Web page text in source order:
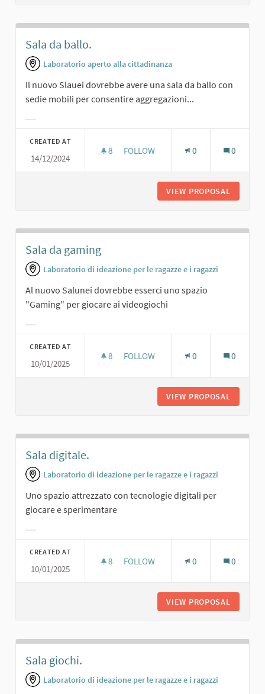
Sala da ballo.
Laboratorio aperto alla cittadinanza
Il nuovo Slauei dovrebbe avere una sala da ballo con
sedie mobili per consentire aggregazioni...
CREATED AT
14/12/2024
8 8 FOLLOWERS
FOLLOW 0 0
VIEW PROPOSAL
Sala da gaming
Laboratorio di ideazione per le ragazze e i ragazzi
Al nuovo Salunei dovrebbe esserci uno spazio
"Gaming" per giocare ai videogiochi
CREATED AT
10/01/2025
8 8 FOLLOWERS
FOLLOW 0 0
VIEW PROPOSAL
Sala digitale.
Laboratorio di ideazione per le ragazze e i ragazzi
Uno spazio attrezzato con tecnologie digitali per
giocare e sperimentare
CREATED AT
10/01/2025
8 8 FOLLOWERS
FOLLOW 0 0
VIEW PROPOSAL
Sala giochi.
Laboratorio di ideazione per le ragazze e i ragazzi